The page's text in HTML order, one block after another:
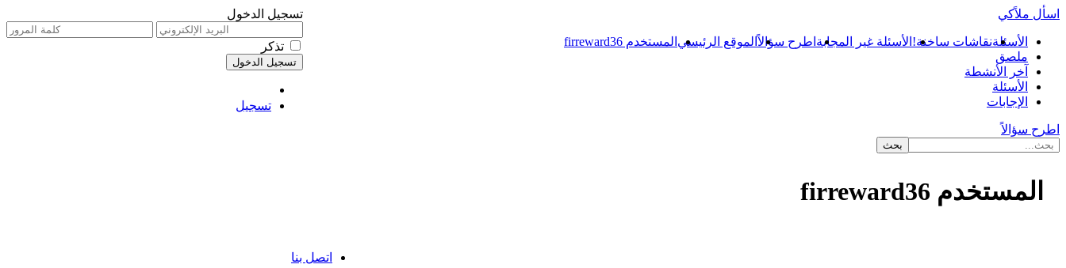
تسجيل الدخول
تذكر
تسجيل
اسأل ملاًكي
الأسئلةنقاشات ساخنة! الأسئلة غير المجابة اطرح سؤالاًالموقع الرئيسي المستخدم firreward36
ملصق
آخر الأنشطة
الأسئلة
الإجابات
اطرح سؤالاً
المستخدم firreward36
اتصل بنا